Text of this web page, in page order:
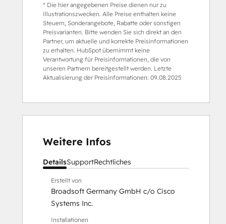
* Die hier angegebenen Preise dienen nur zu
Illustrationszwecken. Alle Preise enthalten keine
Steuern, Sonderangebote, Rabatte oder sonstigen
Preisvarianten. Bitte wenden Sie sich direkt an den
Partner, um aktuelle und korrekte Preisinformationen
zu erhalten. HubSpot übernimmt keine
Verantwortung für Preisinformationen, die von
unseren Partnern bereitgestellt werden. Letzte
Aktualisierung der Preisinformationen: 09.08.2025
Weitere Infos
DetailsSupportRechtliches
Erstellt von
Broadsoft Germany GmbH c/o Cisco
Systems Inc.
Installationen